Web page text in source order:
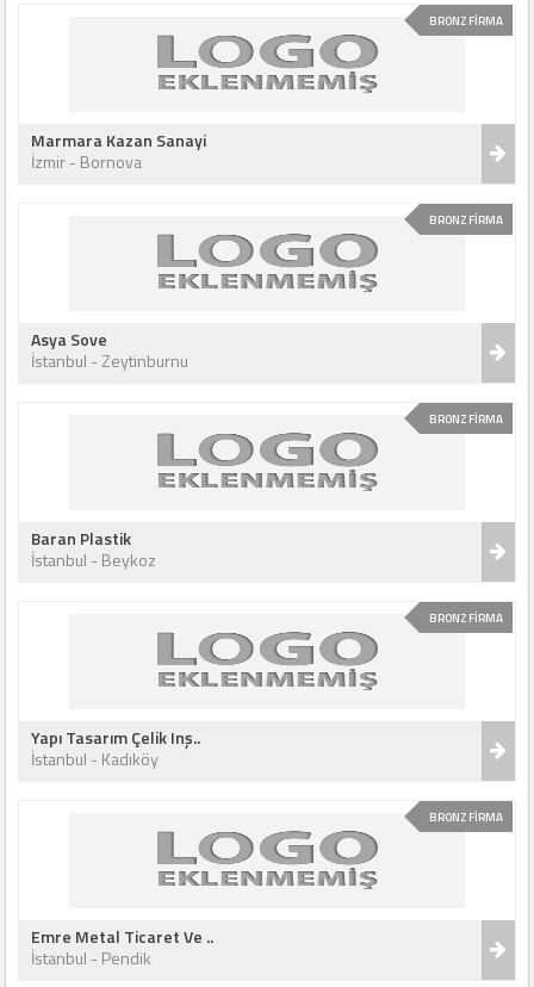
BRONZ FİRMA
Marmara Kazan Sanayi
İzmir - Bornova
BRONZ FİRMA
Asya Sove
İstanbul - Zeytinburnu
BRONZ FİRMA
Baran Plastik
İstanbul - Beykoz
BRONZ FİRMA
Yapı Tasarım Çelik Inş..
İstanbul - Kadıköy
BRONZ FİRMA
Emre Metal Ticaret Ve ..
İstanbul - Pendik